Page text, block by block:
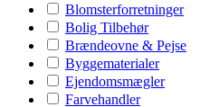
Blomsterforretninger
Bolig Tilbehør
Brændeovne & Pejse
Byggematerialer
Ejendomsmægler
Farvehandler